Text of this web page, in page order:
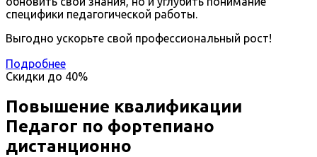
специфики педагогической работы.
Выгодно ускорьте свой профессиональный рост!
Подробнее
Скидки до 40%
Повышение квалификации
Педагог по фортепиано
дистанционно